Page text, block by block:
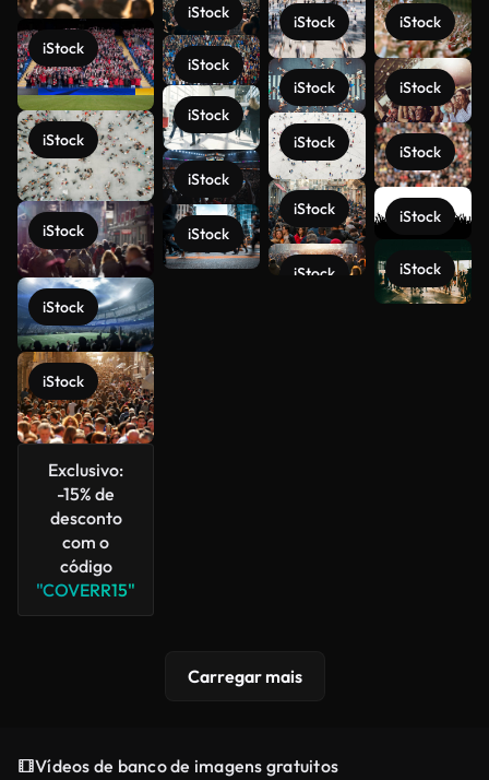
iStock
iStock
iStock
iStock
iStock
Exclusivo:
-15% de
desconto
com o
código
"COVERR15"
iStock
iStock
iStock
iStock
iStock
iStock
iStock
iStock
iStock
iStock
iStock
iStock
iStock
iStock
iStock
Carregar mais
Vídeos de banco de imagens gratuitos